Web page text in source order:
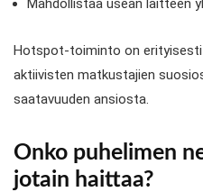
Mahdollistaa usean laitteen
Hotspot-toiminto on
aktiivisten matkustajien
saatavuuden ansiosta.
Onko puhelimen
jotain haittaa?